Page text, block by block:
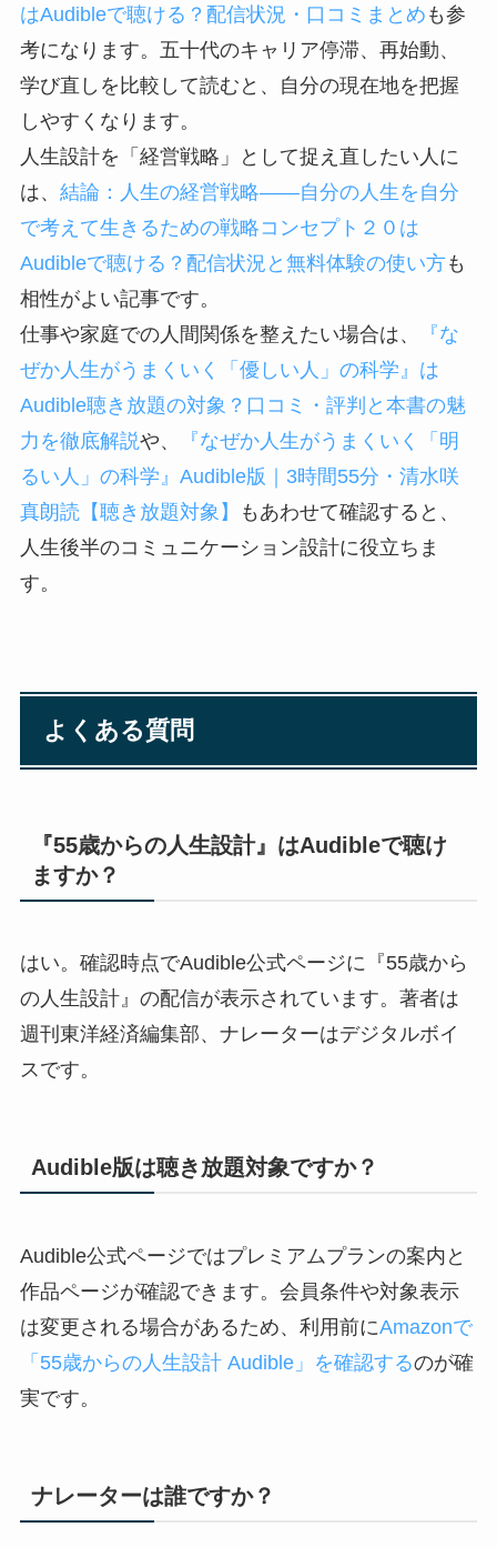
はAudibleで聴ける？配信状況・口コミまとめ も参
考になります。五十代のキャリア停滞、再始動、
学び直しを比較して読むと、自分の現在地を把握
しやすくなります。
人生設計を「経営戦略」として捉え直したい人に
は、 結論：人生の経営戦略――自分の人生を自分
で考えて生きるための戦略コンセプト２０は
Audibleで聴ける？配信状況と無料体験の使い方も
相性がよい記事です。
仕事や家庭での人間関係を整えたい場合は、
『な
ぜか人生がうまくいく「優しい人」の科学』は
Audible聴き放題の対象？口コミ・評判と本書の魅
力を徹底解説や、
『なぜか人生がうまくいく「明
るい人」の科学』Audible版｜3時間55分・清水咲
真朗読【聴き放題対象】
もあわせて確認すると、
人生後半のコミュニケーション設計に役立ちま
す。
よくある質問
『55歳からの人生設計』はAudibleで聴け
ますか？
はい。確認時点でAudible公式ページに『55歳から
の人生設計』の配信が表示されています。著者は
週刊東洋経済編集部、ナレーターはデジタルボイ
スです。
Audible版は聴き放題対象ですか？
Audible公式ページではプレミアムプランの案内と
作品ページが確認できます。会員条件や対象表示
は変更される場合があるため、利用前にAmazonで
「55歳からの人生設計 Audible」を確認するのが確
実です。
ナレーターは誰ですか？